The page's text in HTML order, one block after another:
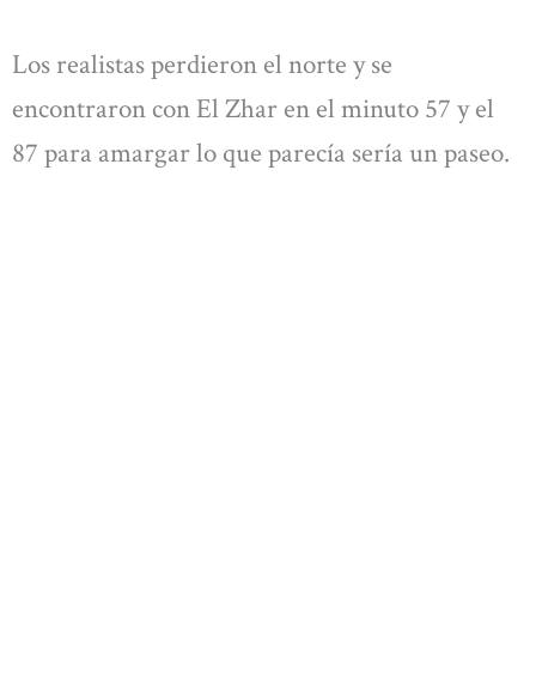
Los realistas perdieron el norte y se
encontraron con El Zhar en el minuto 57 y el
87 para amargar lo que parecía sería un paseo.